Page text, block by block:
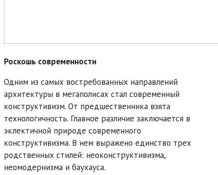
Роскошь современности
Одним из самых востребованных направлений
архитектуры в мегаполисах стал современный
конструктивизм. От предшественника взята
технологичность. Главное различие заключается в
эклектичной природе современного
конструктивизма. В нем выражено единство трех
родственных стилей: неоконструктивизма,
неомодернизма и баухауса.